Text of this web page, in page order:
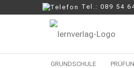
Tel.: 089 54
GRUNDSCHULE
lernverlag Blog